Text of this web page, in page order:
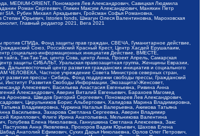
MEDIUM-ORIENT, Пономарев Лев Александрович, Савицкая Людмила
Роман Сергеевич, Гликин Максим Александрович, Маняхин Петр
Рубин Михаил Аркадьевич, Гройсман Софья Романовна,
Юрьевич, Istories fonds, Шмагун Олеся Валентиновна, Мароховская
Главный редактор 2021, Вега 2021
СПИДа, Фонд защиты прав граждан, СВЕЧА, Гуманитарное действие,
Союз, Российский Красный Крест, Центр Хасдей Ерушалаим,
социально-информационных инициатив Действие, ВМЕСТЕ,
Так-Так-Так, центр Сова, центр Анна, Проект Апрель, Самарская
защиты СИБАЛЬТ, Уральская правозащитная группа, Женщины Евразии,
Дальневосточный центр развития гражданских инициатив и социального
ЧЕЛОВЕКА, Частное учреждение Совета Министров северных стран,
прессы - Сибирь, Фонд поддержки свободы прессы, Гражданский
Институт Развития Свободы Информации, Экозащита!-Женсовет,
Алексеевич, Васильева Анастасия Евгеньевна, Ривина Анна
Александрович, Аверин Виталий Евгеньевич, Барахоев Магомед
Шведов Григорий Сергеевич, Пономарев Лев Александрович,
Цирульников Борис Альбертович, Халидова Марина Владимировна,
Владимировна, Чуркина Наталья Валерьевна, Акимова Татьяна
Васильевна, Захарова Светлана Сергеевна, Аверин Владимир
Кириллович, Флиге Ирина Анатольевна, Мельникова Валентина
Елена Николаевна, Ганнушкина Светлана Алексеевна, Закс
Анна Яковлевна, Прохоров Вадим Юрьевич, Шахова Елена
Анатолий Ефимович, Сухих Дарья Николаевна, Орлов Олег Петрович,